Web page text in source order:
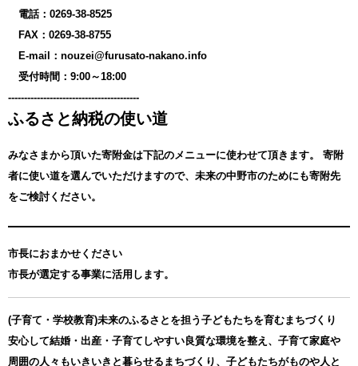
電話：0269-38-8525
FAX：0269-38-8755
E-mail：nouzei@furusato-nakano.info
受付時間：9:00～18:00
-----------------------------------------
ふるさと納税の使い道
みなさまから頂いた寄附金は下記のメニューに使わせて頂きます。
寄附
者に使い道を選んでいただけますので、未来の中野市のためにも寄附先
をご検討ください。
市長におまかせください
市長が選定する事業に活用します。
(子育て・学校教育)未来のふるさとを担う子どもたちを育むまちづくり
安心して結婚・出産・子育てしやすい良質な環境を整え、子育て家庭や
周囲の人々もいきいきと暮らせるまちづくり、子どもたちがものや人と